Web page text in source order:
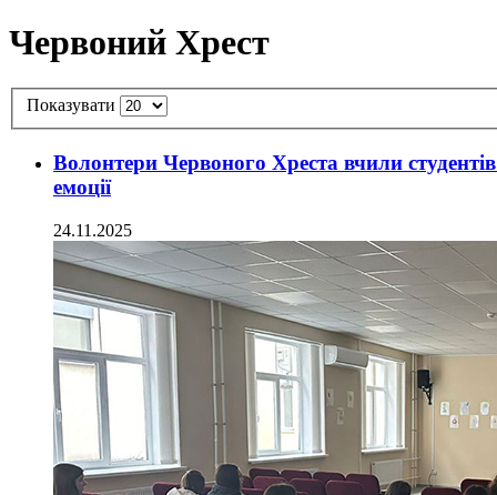
Червоний Хрест
Показувати
Волонтери Червоного Хреста вчили
емоції
24.11.2025